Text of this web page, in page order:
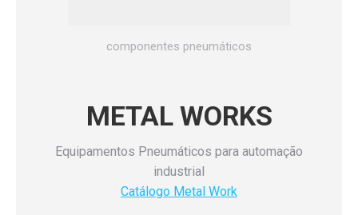
componentes pneumáticos
METAL WORKS
Equipamentos Pneumáticos para automação
industrial
Catálogo Metal Work